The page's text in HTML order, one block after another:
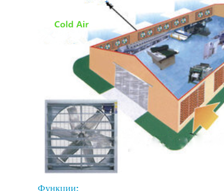
Функции: